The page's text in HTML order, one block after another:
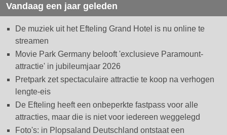
Vandaag een jaar geleden
De muziek uit het Efteling Grand Hotel is nu online te
streamen
Movie Park Germany belooft 'exclusieve Paramount-
attractie' in jubileumjaar 2026
Pretpark zet spectaculaire attractie te koop na verhogen
lengte-eis
De Efteling heeft een onbeperkte fastpass voor alle
attracties, maar die is niet voor iedereen weggelegd
Foto's: in Plopsaland Deutschland ontstaat een